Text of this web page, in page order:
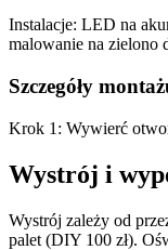
Instalacje: LED na
malowanie na zielono
Szczegóły
Krok 1: Wywierć
Wystrój i
Wystrój zależy od
palet (DIY 100 zł).